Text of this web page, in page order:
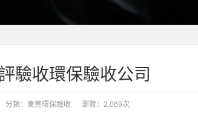
驗收環保驗收公司
類： 東莞環保驗收 瀏覽：2,069次